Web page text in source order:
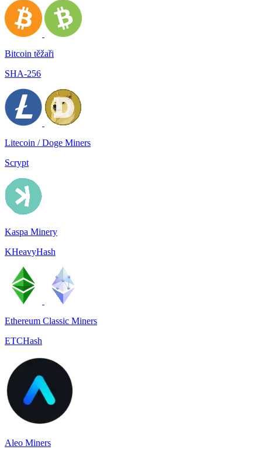
Bitcoin těžaři
SHA-256
Litecoin / Doge Miners
Scrypt
Kaspa Minery
KHeavyHash
Ethereum Classic Miners
ETCHash
Aleo Miners